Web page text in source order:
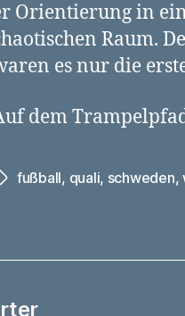
Orientierung in
Raum.
es nur die
dem
fußball, quali, schweden,